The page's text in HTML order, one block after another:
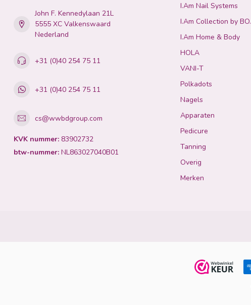
John F. Kennedylaan 21L
5555 XC Valkenswaard
Nederland
+31 (0)40 254 75 11
+31 (0)40 254 75 11
cs@wwbdgroup.com
KVK nummer: 83902732
btw-nummer: NL863027040B01
I.Am Nail Systems
I.Am Collection by BO.
I.Am Home & Body
HOLA
VANI-T
Polkadots
Nagels
Apparaten
Pedicure
Tanning
Overig
Merken